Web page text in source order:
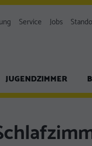
Service Jobs
JUGENDZIMMER